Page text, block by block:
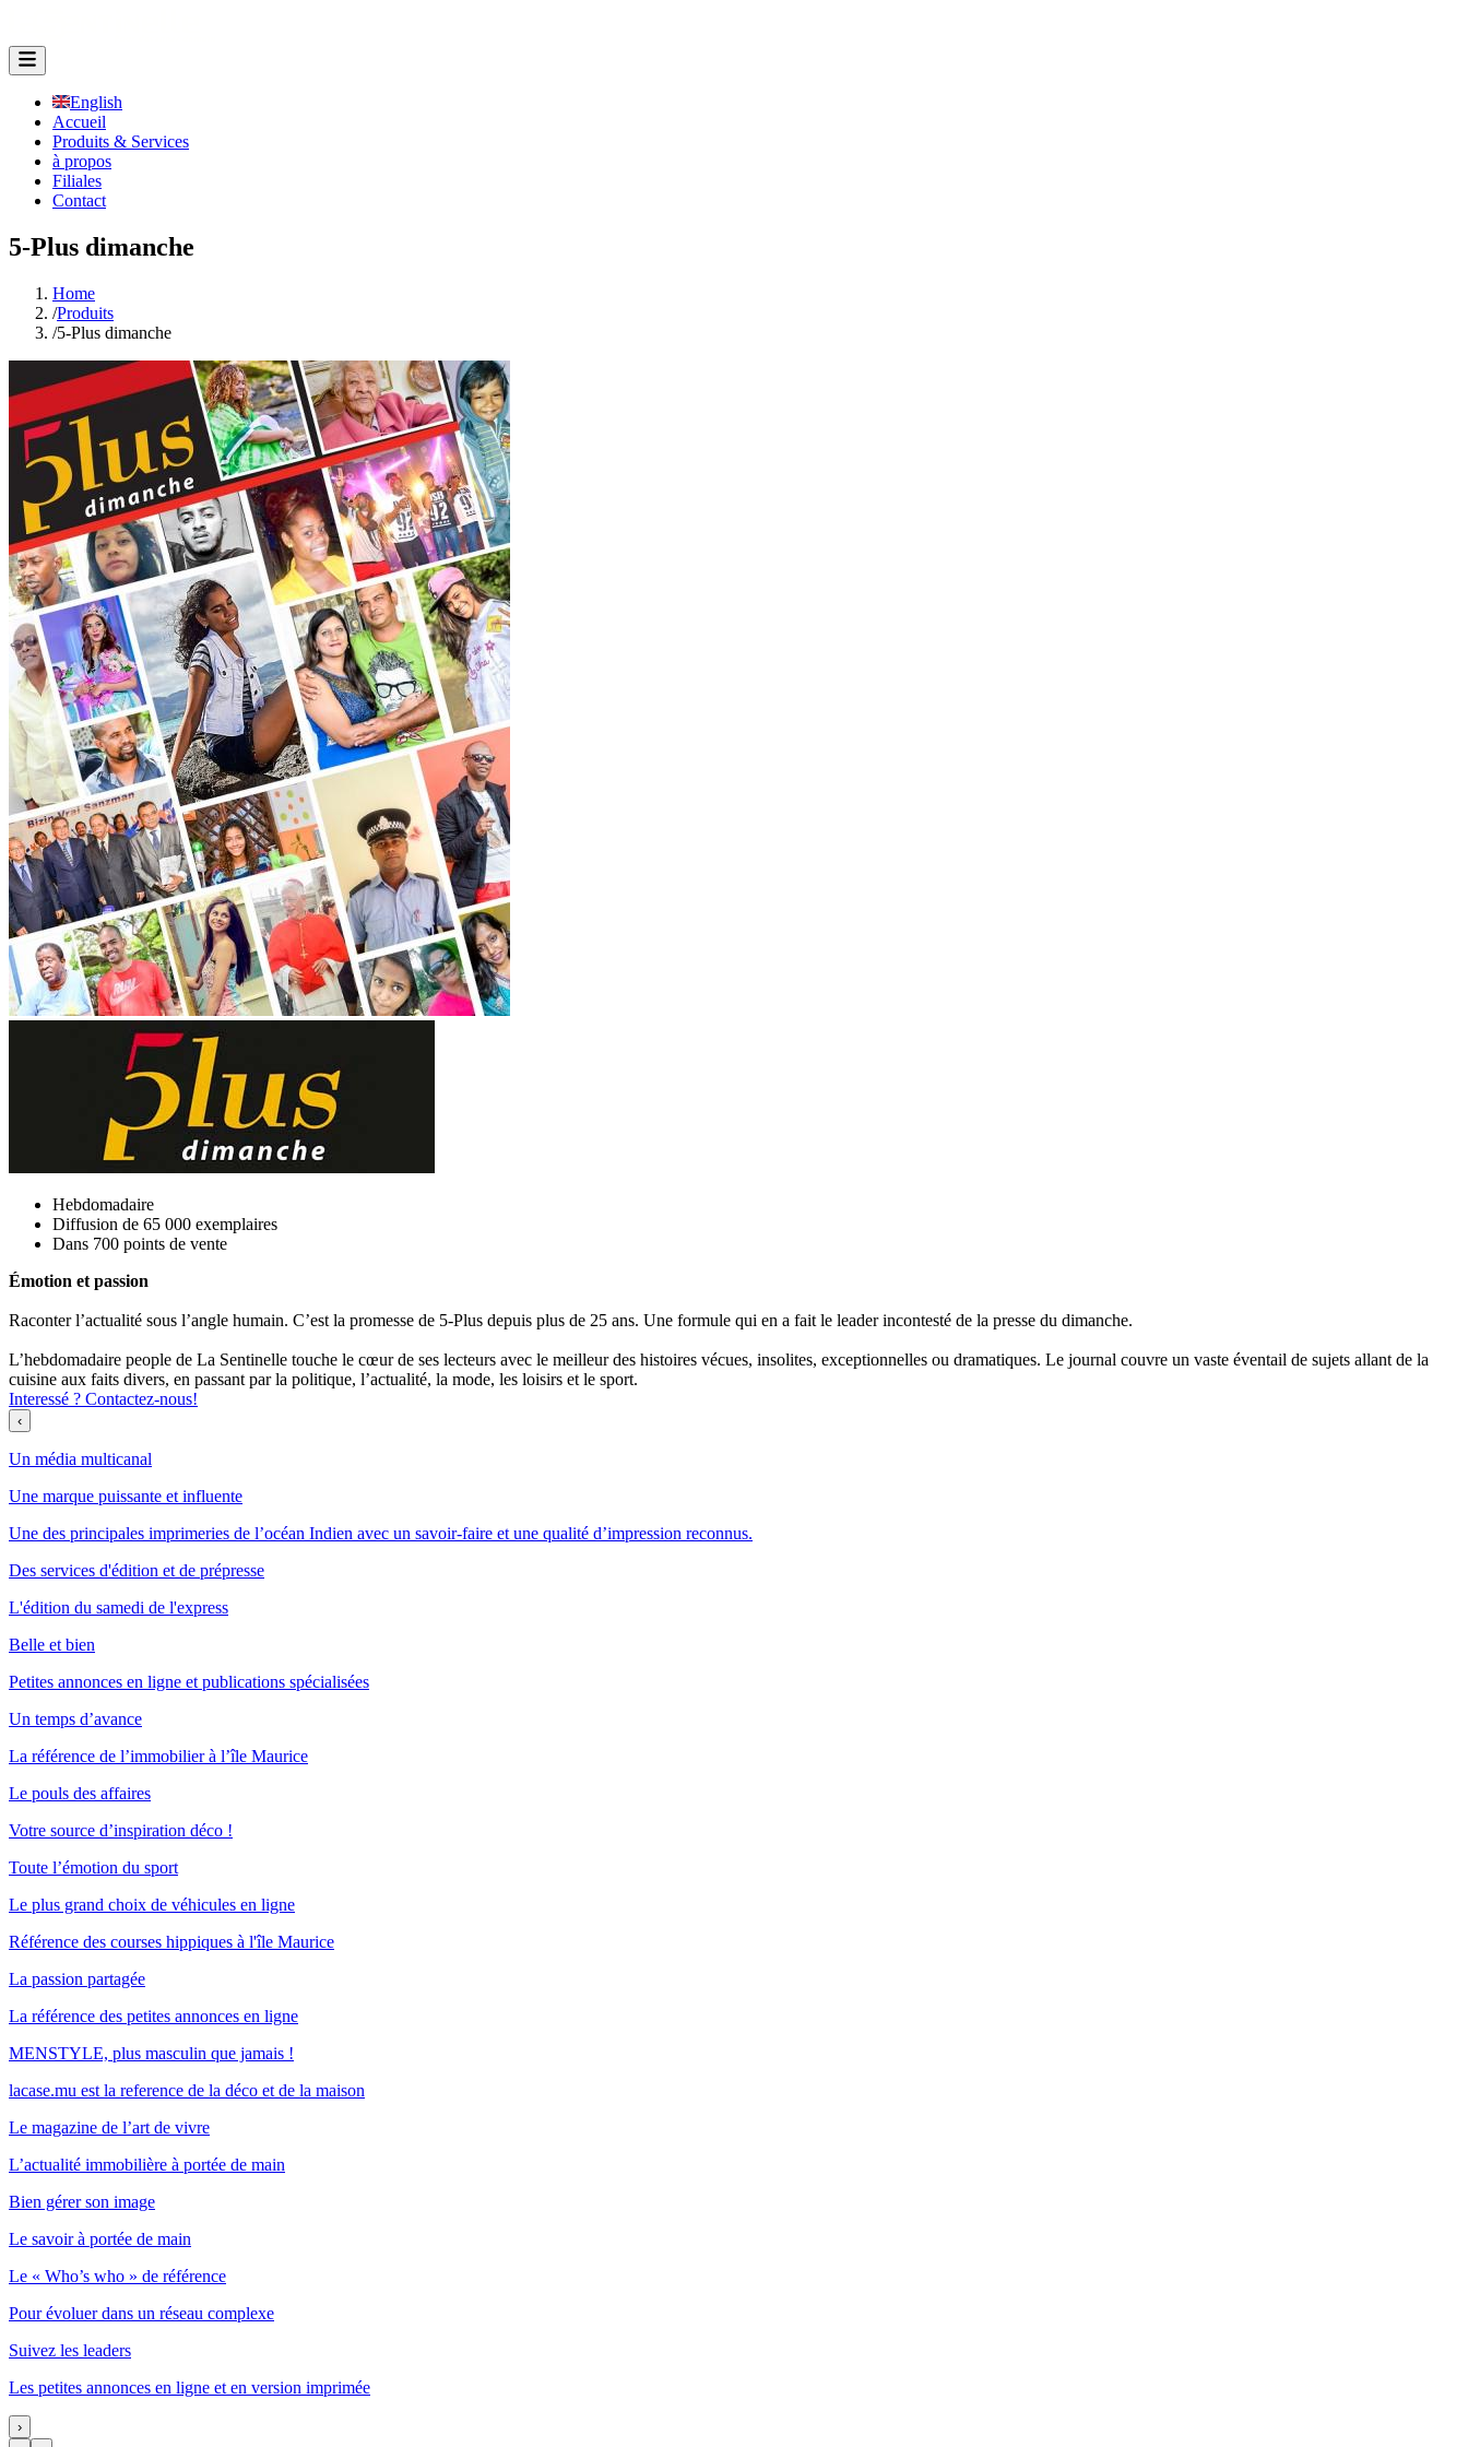
English
Accueil
Produits & Services
à propos
Filiales
Contact
5-Plus dimanche
Home
/Produits
/5-Plus dimanche
Hebdomadaire
Diffusion de 65 000 exemplaires
Dans 700 points de vente
Émotion et passion
Raconter l’actualité sous l’angle humain. C’est la promesse de 5-Plus depuis plus de 25 ans. Une formule qui en a fait le leader incontesté de la presse du dimanche.
L’hebdomadaire people de La Sentinelle touche le cœur de ses lecteurs avec le meilleur des histoires vécues, insolites, exceptionnelles ou dramatiques. Le journal couvre un vaste éventail de sujets allant de la
cuisine aux faits divers, en passant par la politique, l’actualité, la mode, les loisirs et le sport.
Interessé ? Contactez-nous!
‹
Un média multicanal
Une marque puissante et influente
Une des principales imprimeries de l’océan Indien avec un savoir-faire et une qualité d’impression reconnus.
Des services d'édition et de prépresse
L'édition du samedi de l'express
Belle et bien
Petites annonces en ligne et publications spécialisées
Un temps d’avance
La référence de l’immobilier à l’île Maurice
Le pouls des affaires
Votre source d’inspiration déco !
Toute l’émotion du sport
Le plus grand choix de véhicules en ligne
Référence des courses hippiques à l'île Maurice
La passion partagée
La référence des petites annonces en ligne
MENSTYLE, plus masculin que jamais !
lacase.mu est la reference de la déco et de la maison
Le magazine de l’art de vivre
L’actualité immobilière à portée de main
Bien gérer son image
Le savoir à portée de main
Le « Who’s who » de référence
Pour évoluer dans un réseau complexe
Suivez les leaders
Les petites annonces en ligne et en version imprimée
›